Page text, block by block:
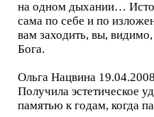
на одном дыхании…
сама по себе и по
вам заходить, вы,
Бога.
Ольга Нацвина
Получила эстетическое
памятью к годам, когда